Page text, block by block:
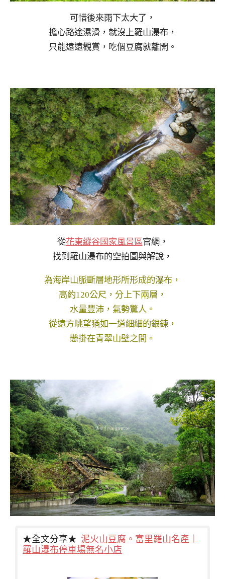
可惜後來雨下太大了，
擔心路途濕滑，就沒上羅山瀑布，
只能遠遠觀賞，吃個豆腐就離開。
從花東縱谷國家風景區官網，
找到羅山瀑布的空拍圖與解說，
為海岸山脈斷層地形所形成的瀑布，
高約120公尺，分上下兩層，
水量豐沛，氣勢驚人。
從遠方眺望猶如一道細細的銀鍊，
懸掛在青翠山壁之間。
★全文分享★ 泥火山豆腐。富里羅山名產｜
羅山瀑布停車場無名小店